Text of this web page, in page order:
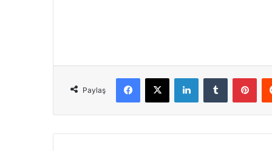
Paylaş
Facebook
X LinkedInTumblr